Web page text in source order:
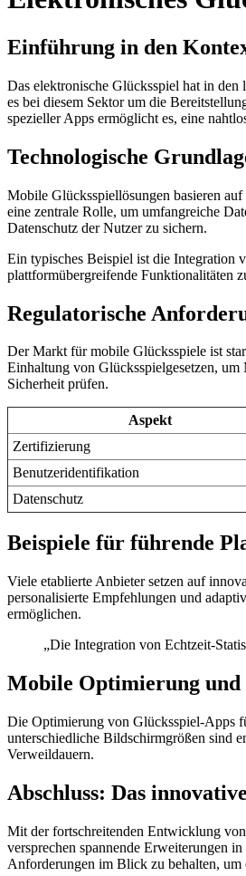
Einführung in den
Das elektronische Glücksspiel hat in
es bei diesem Sektor um die
spezieller Apps ermöglicht es, eine
Technologische
Mobile Glücksspiellösungen basieren
eine zentrale Rolle, um umfangreiche
Datenschutz der Nutzer zu sichern.
Ein typisches Beispiel ist die Integration
plattformübergreifende Funktionalitäten
Regulatorische
Der Markt für mobile Glücksspiele ist
Einhaltung von Glücksspielgesetzen,
Sicherheit prüfen.
Aspekt
Zertifizierung
Benutzeridentifikation
Datenschutz
Beispiele für führende
Viele etablierte Anbieter setzen auf
personalisierte Empfehlungen und
ermöglichen.
„Die Integration von Echtzeit-
Mobile Optimierung
Die Optimierung von Glücksspiel-Apps
unterschiedliche Bildschirmgrößen sind
Verweildauern.
Abschluss: Das
Mit der fortschreitenden Entwicklung
versprechen spannende Erweiterungen
Anforderungen im Blick zu behalten, um